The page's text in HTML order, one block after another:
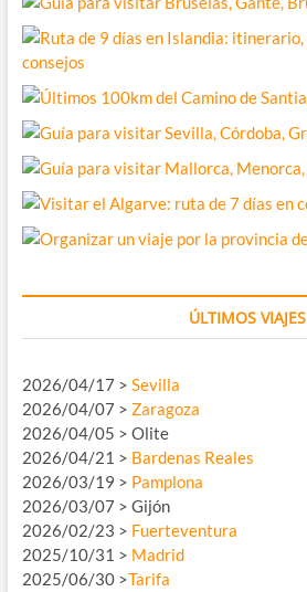
ÚLTIMOS VIAJES
2026/04/17 > Sevilla
2026/04/07 > Zaragoza
2026/04/05 > Olite
2026/04/21 > Bardenas Reales
2026/03/19 > Pamplona
2026/03/07 > Gijón
2026/02/23 > Fuerteventura
2025/10/31 > Madrid
2025/06/30 >Tarifa